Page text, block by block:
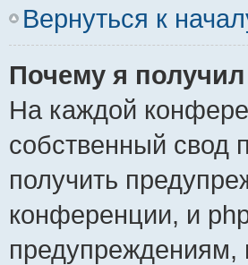
Вернуться к
Почему я
На каждой
собственный свод
получить
конференции, и
предупреждениям,